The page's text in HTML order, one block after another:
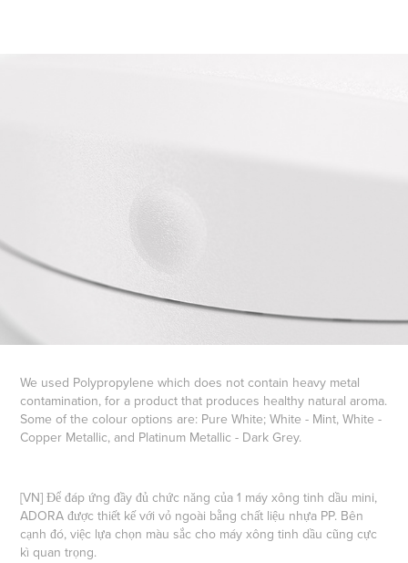
We used Polypropylene which does not contain heavy metal
contamination, for a product that produces healthy natural aroma.
Some of the colour options are: Pure White; White - Mint, White -
Copper Metallic, and Platinum Metallic - Dark Grey.
[VN] Để đáp ứng đầy đủ chức năng của 1 máy xông tinh dầu mini,
ADORA được thiết kế với vỏ ngoài bằng chất liệu nhựa PP. Bên
cạnh đó, việc lựa chọn màu sắc cho máy xông tinh dầu cũng cực
kì quan trọng.